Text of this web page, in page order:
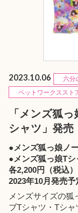
2023.10.06 六分
ペットワークススト
「メンズ狐
シャツ」発売
●メンズ狐っ娘ノ
●メンズ狐っ娘Tシ
各2,200円（税込）
2023年10月発売予
メンズサイズの狐
ブTシャツ・Tシャ